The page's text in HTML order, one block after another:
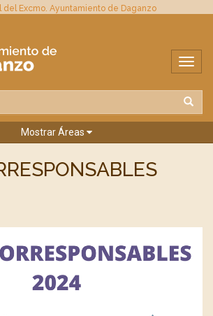
del Excmo. Ayuntamiento de Daganzo
Mostrar Áreas